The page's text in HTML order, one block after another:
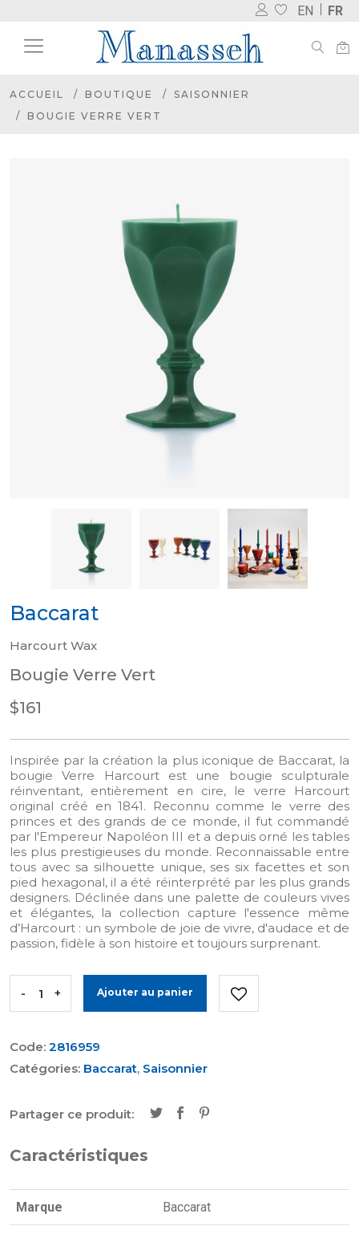
EN FR
ACCUEIL BOUTIQUE
SAISONNIER
BOUGIE VERRE VERT
Baccarat
Harcourt Wax
Bougie Verre Vert
$161
Inspirée par la création la plus iconique de Baccarat, la
bougie Verre Harcourt est une bougie sculpturale
réinventant, entièrement en cire, le verre Harcourt
original créé en 1841. Reconnu comme le verre des
princes et des grands de ce monde, il fut commandé
par l'Empereur Napoléon III et a depuis orné les tables
les plus prestigieuses du monde. Reconnaissable entre
tous avec sa silhouette unique, ses six facettes et son
pied hexagonal, il a été réinterprété par les plus grands
designers. Déclinée dans une palette de couleurs vives
et élégantes, la collection capture l'essence même
d’Harcourt : un symbole de joie de vivre, d'audace et de
passion, fidèle à son histoire et toujours surprenant.
- + Ajouter au panier
Code: 2816959
Catégories: Baccarat, Saisonnier
Partager ce produit:
Caractéristiques
Marque Baccarat